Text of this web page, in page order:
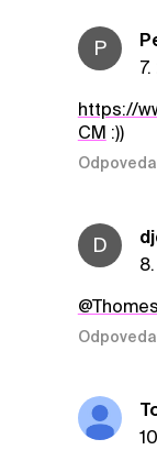
P
https://
CM :))
D
@Thomes